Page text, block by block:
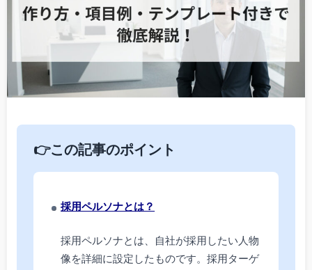
👉この記事のポイント
採用ペルソナとは？
採用ペルソナとは、自社が採用したい人物
像を詳細に設定したものです。採用ターゲ